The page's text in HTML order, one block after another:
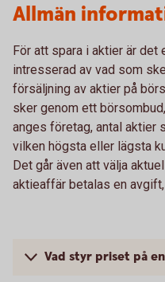
Allmän
För att spara i aktier är det
intresserad av vad som
försäljning av aktier på
sker genom ett
anges företag, antal aktier
vilken högsta eller lägsta
Det går även att välja
aktieaffär betalas en
Vad styr priset på